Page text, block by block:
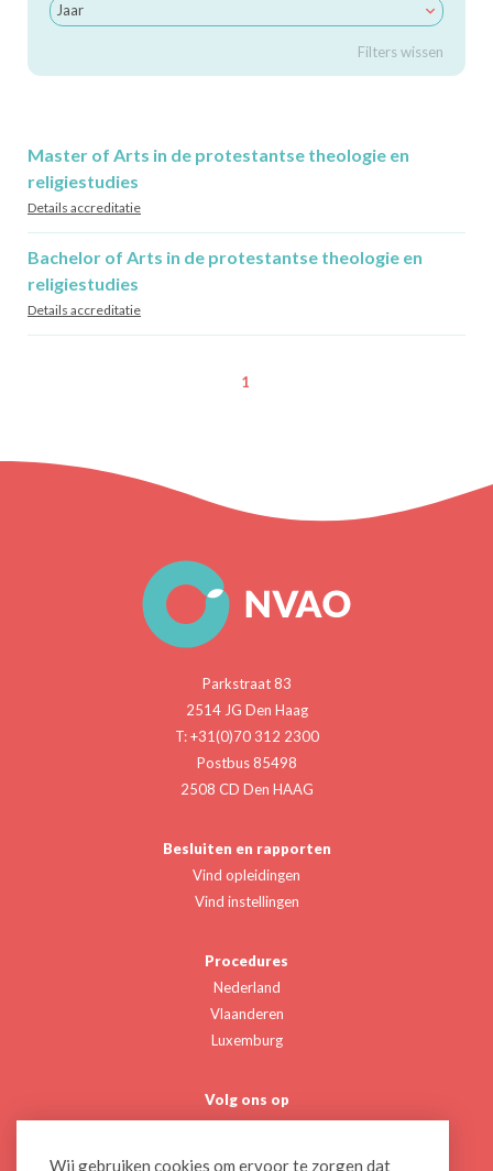
Jaar
Filters wissen
Master of Arts in de protestantse theologie en
religiestudies
Details accreditatie
Bachelor of Arts in de protestantse theologie en
religiestudies
Details accreditatie
1
Wij gebruiken cookies om ervoor te zorgen dat
Parkstraat 83
2514 JG Den Haag
T: +31(0)70 312 2300
Postbus 85498
2508 CD Den HAAG
Besluiten en rapporten
Vind opleidingen
Vind instellingen
Procedures
Nederland
Vlaanderen
Luxemburg
Volg ons op
Twitter